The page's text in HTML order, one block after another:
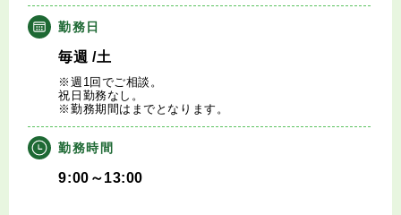
医師に役立つ取材記事
大学医局紹介
勤務日
毎週 /土
※週1回でご相談。
祝日勤務なし。
※勤務期間はまでとなります。
勤務時間
9:00～13:00